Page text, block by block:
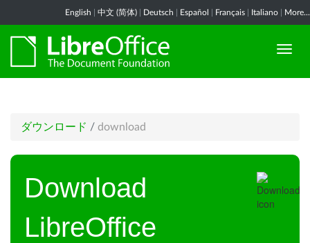
English 中文 (简体) Deutsch Español Français Italiano More...
ダウンロード / download
Download
LibreOffice